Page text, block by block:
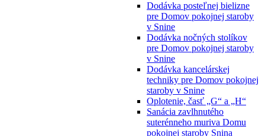
Dodávka posteľnej bielizne
pre Domov pokojnej staroby
v Snine
Dodávka nočných stolíkov
pre Domov pokojnej staroby
v Snine
Dodávka kancelárskej
techniky pre Domov pokojnej
staroby v Snine
Oplotenie, časť „G“ a „H“
Sanácia zavlhnutého
suterénneho muriva Domu
pokojnej staroby Snina